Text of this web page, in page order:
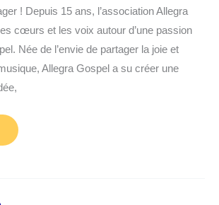
! Depuis 15 ans, l’association Allegra
cœurs et les voix autour d’une passion
Née de l’envie de partager la joie et
Allegra Gospel a su créer une